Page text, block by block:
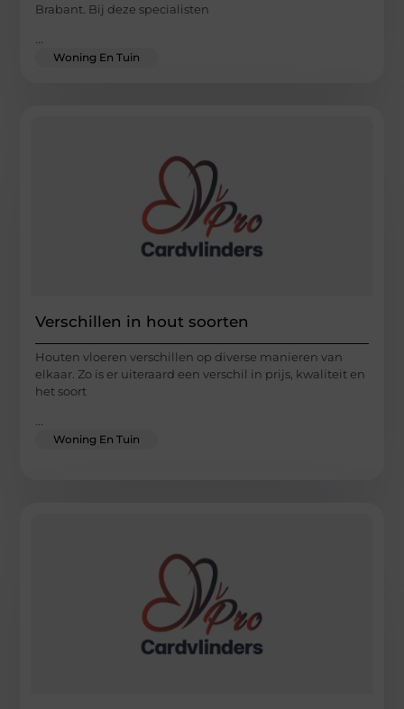
Brabant. Bij deze specialisten
Woning En Tuin
Verschillen in hout soorten
Houten vloeren verschillen op diverse manieren van
elkaar. Zo is er uiteraard een verschil in prijs, kwaliteit en
het soort
...
Woning En Tuin